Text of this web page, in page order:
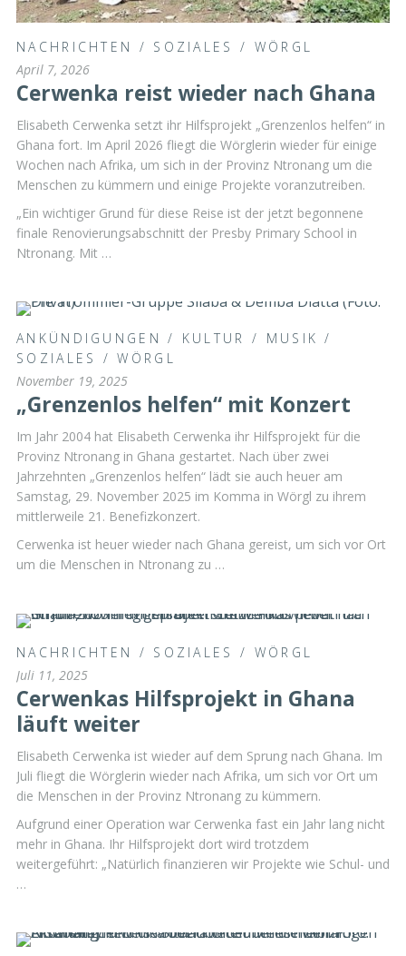
NACHRICHTEN / SOZIALES / WÖRGL
April 7, 2026
Cerwenka reist wieder nach Ghana
Elisabeth Cerwenka setzt ihr Hilfsprojekt „Grenzenlos helfen“ in
Ghana fort. Im April 2026 fliegt die Wörglerin wieder für einige
Wochen nach Afrika, um sich in der Provinz Ntronang um die
Menschen zu kümmern und einige Projekte voranzutreiben.
„Ein wichtiger Grund für diese Reise ist der jetzt begonnene
finale Renovierungsabschnitt der Presby Primary School in
Ntronang. Mit …
ANKÜNDIGUNGEN / KULTUR / MUSIK /
SOZIALES
/WÖRGL
November 19, 2025
„Grenzenlos helfen“ mit Konzert
Im Jahr 2004 hat Elisabeth Cerwenka ihr Hilfsprojekt für die
Provinz Ntronang in Ghana gestartet. Nach über zwei
Jahrzehnten „Grenzenlos helfen“ lädt sie auch heuer am
Samstag, 29. November 2025 im Komma in Wörgl zu ihrem
mittlerweile 21. Benefizkonzert.
Cerwenka ist heuer wieder nach Ghana gereist, um sich vor Ort
um die Menschen in Ntronang zu …
NACHRICHTEN / SOZIALES / WÖRGL
Juli 11, 2025
Cerwenkas Hilfsprojekt in Ghana
läuft weiter
Elisabeth Cerwenka ist wieder auf dem Sprung nach Ghana. Im
Juli fliegt die Wörglerin wieder nach Afrika, um sich vor Ort um
die Menschen in der Provinz Ntronang zu kümmern.
Aufgrund einer Operation war Cerwenka fast ein Jahr lang nicht
mehr in Ghana. Ihr Hilfsprojekt dort wird trotzdem
weitergeführt: „Natürlich finanzieren wir Projekte wie Schul- und
…